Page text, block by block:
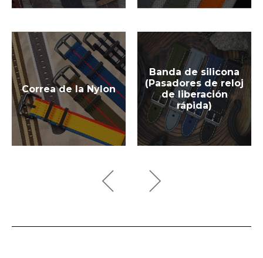
Correa de la Nylon
Banda de silicona
(Pasadores de reloj
de liberación
rápida)